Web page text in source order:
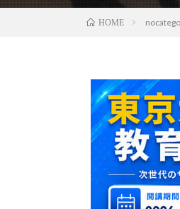
HOME